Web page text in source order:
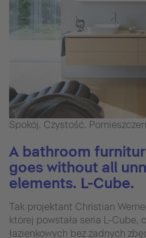
Spokój. Czystość.
A bathroom
goes without all
elements. L-Cube.
Tak projektant Christian
której powstała seria L-Cube,
łazienkowych bez żadnych